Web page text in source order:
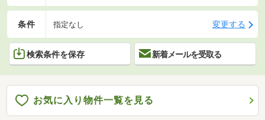
条件 指定なし 変更する
検索条件を保存 新着メールを受取る
お気に入り物件一覧を見る